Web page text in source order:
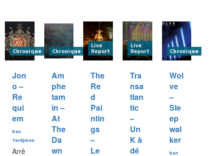
Chronique
Jon
o –
Re
qui
em
Dan
Tordjman
Arrê
Chronique
Am
phe
tam
in –
At
The
Da
wn
Live
Report
The
Re
d
Pai
ntin
gs
–
Le
Live
Report
Tra
nsa
tlan
tic
–
Un
K à
dé
Chronique
Wol
ve
–
Sle
ep
wal
ker
Dan